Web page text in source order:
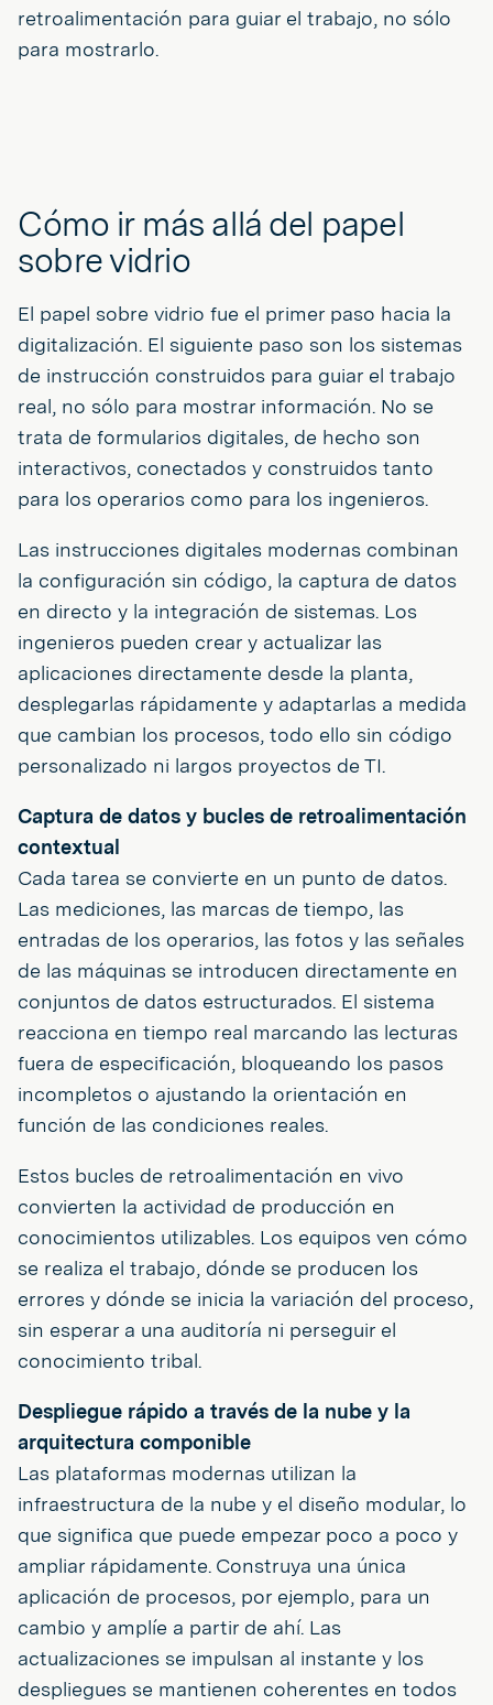
retroalimentación para guiar el trabajo, no sólo
para mostrarlo.
Cómo ir más allá del papel
sobre vidrio
El papel sobre vidrio fue el primer paso hacia la
digitalización. El siguiente paso son los sistemas
de instrucción construidos para guiar el trabajo
real, no sólo para mostrar información. No se
trata de formularios digitales, de hecho son
interactivos, conectados y construidos tanto
para los operarios como para los ingenieros.
Las instrucciones digitales modernas combinan
la configuración sin código, la captura de datos
en directo y la integración de sistemas. Los
ingenieros pueden crear y actualizar las
aplicaciones directamente desde la planta,
desplegarlas rápidamente y adaptarlas a medida
que cambian los procesos, todo ello sin código
personalizado ni largos proyectos de TI.
Captura de datos y bucles de retroalimentación
contextual
Cada tarea se convierte en un punto de datos.
Las mediciones, las marcas de tiempo, las
entradas de los operarios, las fotos y las señales
de las máquinas se introducen directamente en
conjuntos de datos estructurados. El sistema
reacciona en tiempo real marcando las lecturas
fuera de especificación, bloqueando los pasos
incompletos o ajustando la orientación en
función de las condiciones reales.
Estos bucles de retroalimentación en vivo
convierten la actividad de producción en
conocimientos utilizables. Los equipos ven cómo
se realiza el trabajo, dónde se producen los
errores y dónde se inicia la variación del proceso,
sin esperar a una auditoría ni perseguir el
conocimiento tribal.
Despliegue rápido a través de la nube y la
arquitectura componible
Las plataformas modernas utilizan la
infraestructura de la nube y el diseño modular, lo
que significa que puede empezar poco a poco y
ampliar rápidamente. Construya una única
aplicación de procesos, por ejemplo, para un
cambio y amplíe a partir de ahí. Las
actualizaciones se impulsan al instante y los
despliegues se mantienen coherentes en todos